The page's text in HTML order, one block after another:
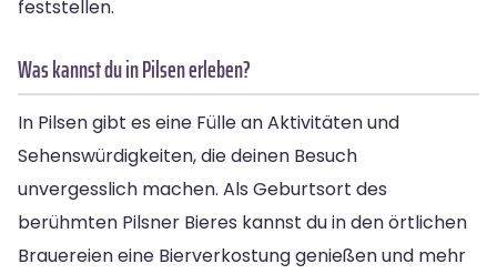
feststellen.
Was kannst du in Pilsen erleben?
In Pilsen gibt es eine Fülle an Aktivitäten und
Sehenswürdigkeiten, die deinen Besuch
unvergesslich machen. Als Geburtsort des
berühmten Pilsner Bieres kannst du in den örtlichen
Brauereien eine Bierverkostung genießen und mehr